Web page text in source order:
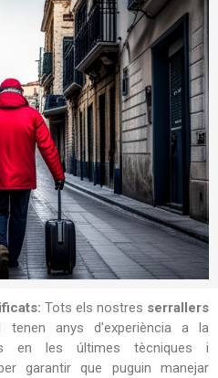
Tots els nostres serrallers
tenen anys d'experiència a la
en les últimes tècniques i
garantir que puguin manejar